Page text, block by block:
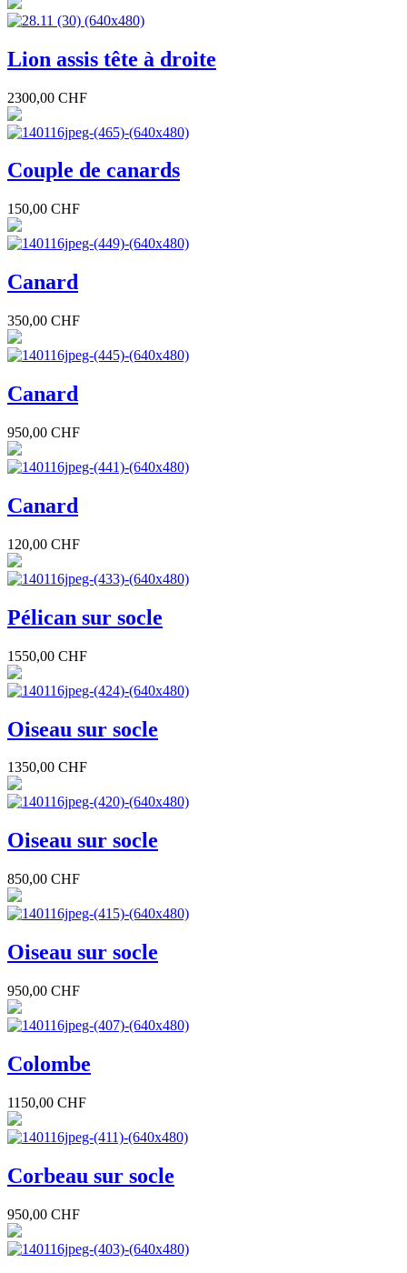
Lion assis tête à droite
2300,00 CHF
Couple de canards
150,00 CHF
Canard
350,00 CHF
Canard
950,00 CHF
Canard
120,00 CHF
Pélican sur socle
1550,00 CHF
Oiseau sur socle
1350,00 CHF
Oiseau sur socle
850,00 CHF
Oiseau sur socle
950,00 CHF
Colombe
1150,00 CHF
Corbeau sur socle
950,00 CHF